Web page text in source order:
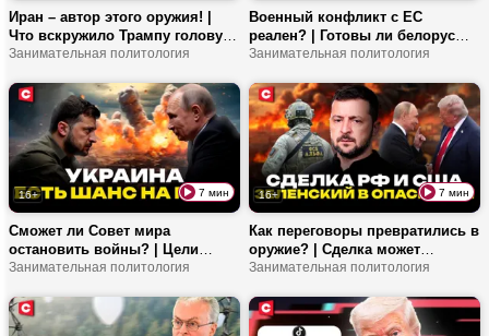
Иран – автор этого оружия! |
Что вскружило Трампу голову?
| За что воюет Израиль?
Занимательная политология
Военный конфликт с ЕС
реален? | Готовы ли белорусы
защищать родину? | Что
Занимательная политология
16+ 7 мин
Сможет ли Совет мира
остановить войны? | Цели
Трампа по Европе | Как Запад
Калининград?
Занимательная политология
16+ 7 мин
Как переговоры превратились в
оружие? | Сделка может
совершиться без Киева и ЕС? |
Занимательная политология